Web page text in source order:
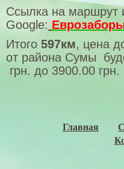
Гранитный отсев
Стены опорные в
Мангалы и
Ссылка на маршрут
Google:
Итого 597км, цена
от района Сумы
грн. до 3900.00 грн.
Главная